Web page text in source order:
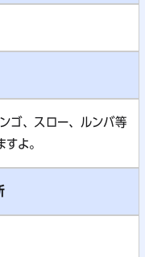
ゴ、スロー、ルンバ等
よ。